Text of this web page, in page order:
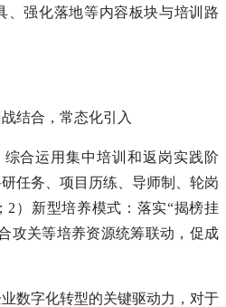
、强化落地等内容板块与培训路
结合，常态化引入
合运用集中培训和返岗实践阶
任务、项目历练、导师制、轮岗
2）新型培养模式：落实“揭榜挂
攻关等培养资源统筹联动，促成
数字化转型的关键驱动力，对于